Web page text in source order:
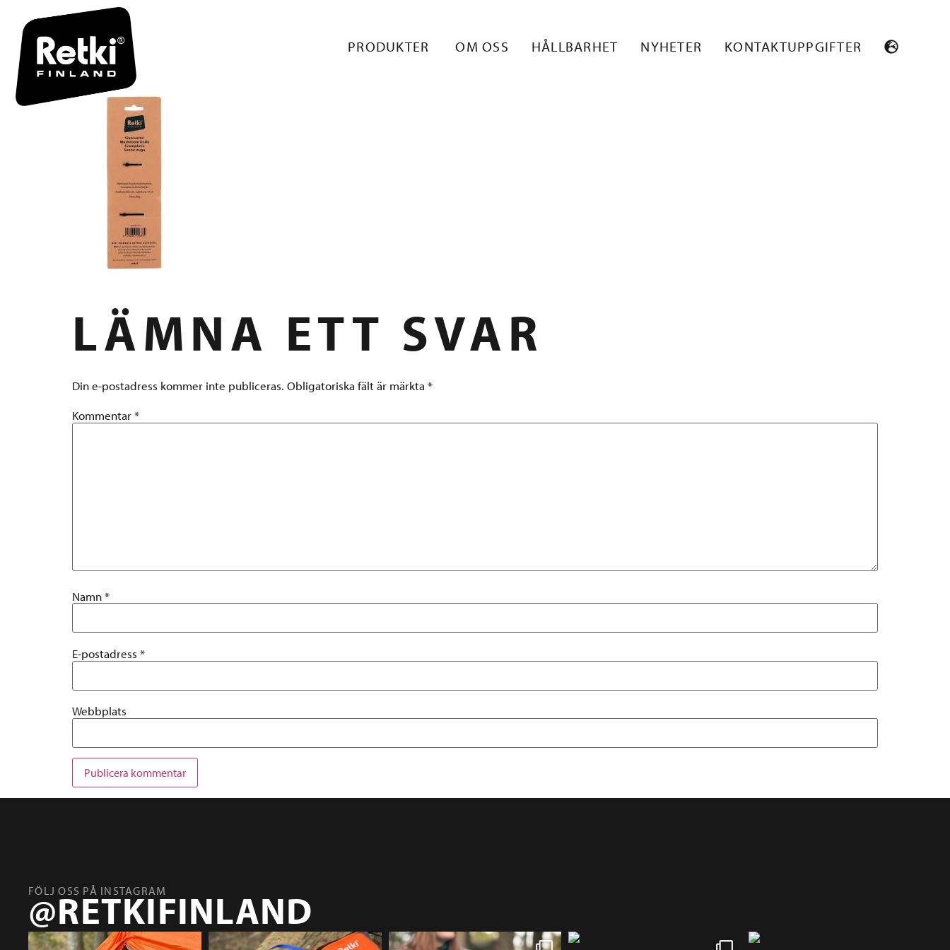
PRODUKTER OM OSS HÅLLBARHET NYHETER KONTAKTUPPGIFTER
R5642_6418536006634_PO9133_012
LÄMNA ETT SVAR
Din e-postadress kommer inte publiceras. Obligatoriska fält är märkta *
Kommentar*
Namn*
E-postadress *
Webbplats
FÖLJ OSS PÅ INSTAGRAM
@RETKIFINLAND